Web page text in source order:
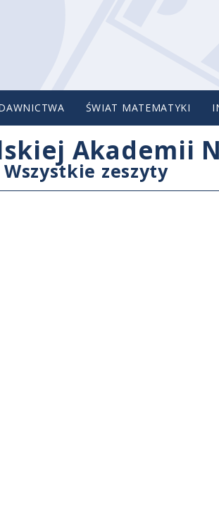
ŚWIAT MATEMATYKI
Akademii
Wszystkie zeszyty